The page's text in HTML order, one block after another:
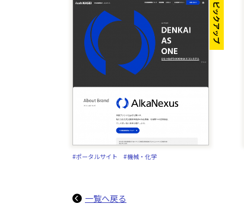
ピックアップ
#ポータルサイト #機械・化学
一覧へ戻る